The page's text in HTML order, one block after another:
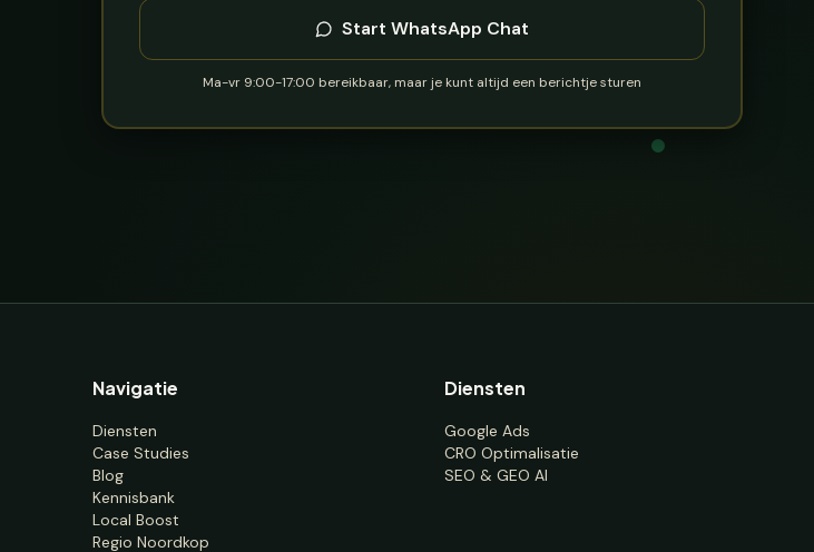
Start WhatsApp Chat
Ma-vr 9:00-17:00 bereikbaar, maar je kunt altijd een berichtje sturen
Navigatie
Diensten
Case Studies
Blog
Kennisbank
Local Boost
Regio Noordkop
Diensten
Google Ads
CRO Optimalisatie
SEO & GEO AI